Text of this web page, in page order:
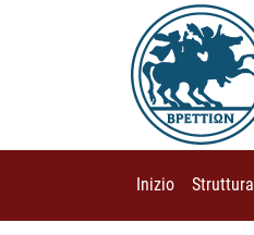
Inizio (current)
Struttura